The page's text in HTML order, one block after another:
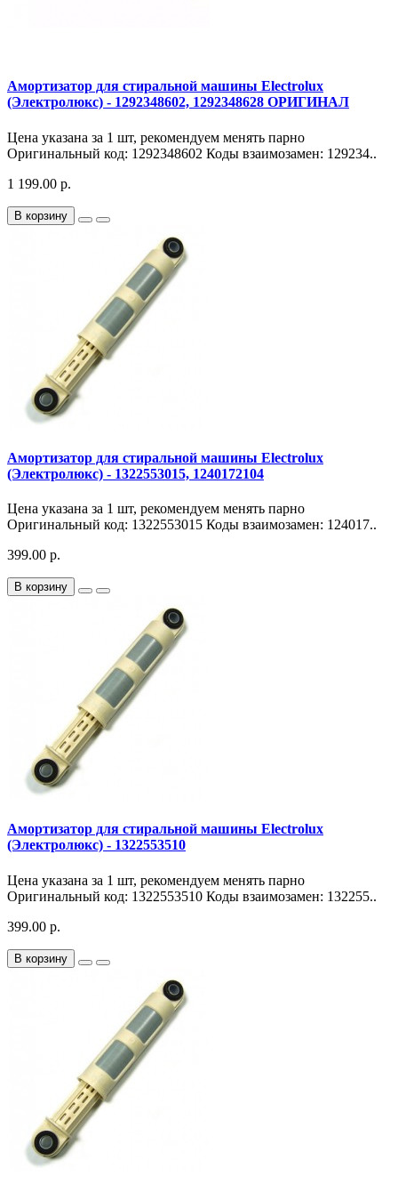
Амортизатор для стиральной машины Electrolux
(Электролюкс) - 1292348602, 1292348628 ОРИГИНАЛ
Цена указана за 1 шт, рекомендуем менять парно
Оригинальный код: 1292348602 Коды взаимозамен: 129234..
1 199.00 р.
В корзину
Амортизатор для стиральной машины Electrolux
(Электролюкс) - 1322553015, 1240172104
Цена указана за 1 шт, рекомендуем менять парно
Оригинальный код: 1322553015 Коды взаимозамен: 124017..
399.00 р.
В корзину
Амортизатор для стиральной машины Electrolux
(Электролюкс) - 1322553510
Цена указана за 1 шт, рекомендуем менять парно
Оригинальный код: 1322553510 Коды взаимозамен: 132255..
399.00 р.
В корзину